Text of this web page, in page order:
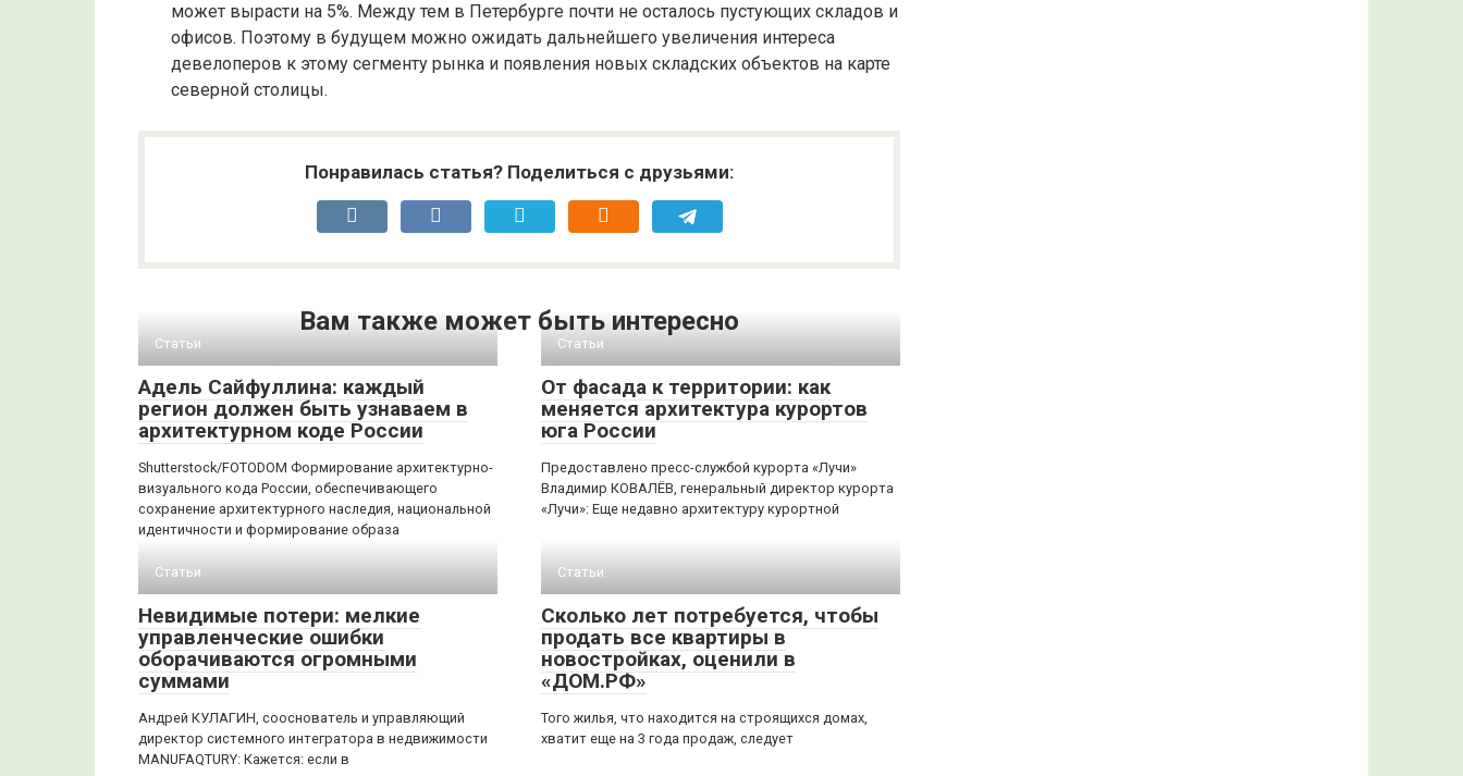
может вырасти на 5%. Между тем в Петербурге почти не осталось пустующих складов и
офисов. Поэтому в будущем можно ожидать дальнейшего увеличения интереса
девелоперов к этому сегменту рынка и появления новых складских объектов на карте
северной столицы.
Понравилась статья? Поделиться с друзьями:
Вам также может быть интересно
Статьи
Адель Сайфуллина: каждый
регион должен быть узнаваем в
архитектурном коде России
Shutterstock/FOTODOM Формирование архитектурно-
визуального кода России, обеспечивающего
сохранение архитектурного наследия, национальной
идентичности и формирование образа
Статьи
От фасада к территории: как
меняется архитектура курортов
юга России
Предоставлено пресс-службой курорта «Лучи»
Владимир КОВАЛЁВ, генеральный директор курорта
«Лучи»: Еще недавно архитектуру курортной
Статьи
Невидимые потери: мелкие
управленческие ошибки
оборачиваются огромными
суммами
Андрей КУЛАГИН, сооснователь и управляющий
директор системного интегратора в недвижимости
MANUFAQTURY: Кажется: если в
Статьи
Сколько лет потребуется, чтобы
продать все квартиры в
новостройках, оценили в
«ДОМ.РФ»
Того жилья, что находится на строящихся домах,
хватит еще на 3 года продаж, следует